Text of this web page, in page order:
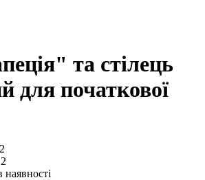
та cтілець
для початкової
2
наявності